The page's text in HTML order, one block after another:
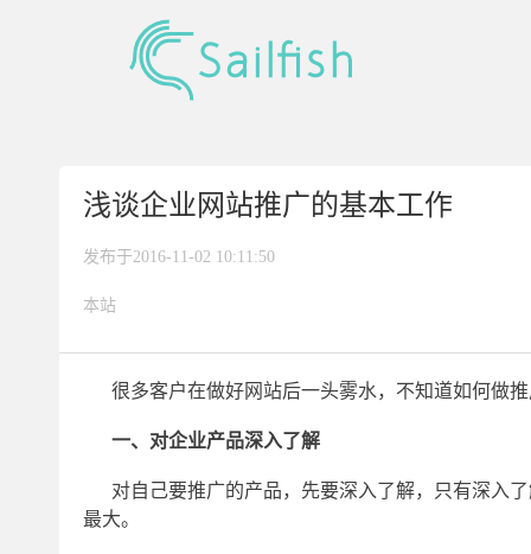
浅谈企业网站推广的基本工作
发布于2016-11-02 10:11:50
本站
很多客户在做好网站后一头雾水，不知道如何做
一、对企业产品深入了解
对自己要推广的产品，先要深入了解，只有深入
最大。